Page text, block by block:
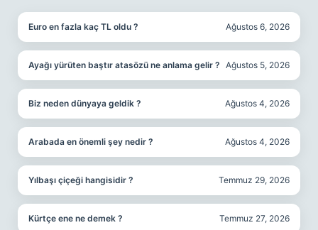
Euro en fazla kaç TL oldu ? Ağustos 6, 2026
Ayağı yürüten baştır atasözü ne anlama gelir ? Ağustos 5, 2026
Biz neden dünyaya geldik ? Ağustos 4, 2026
Arabada en önemli şey nedir ? Ağustos 4, 2026
Yılbaşı çiçeği hangisidir ? Temmuz 29, 2026
Kürtçe ene ne demek ? Temmuz 27, 2026